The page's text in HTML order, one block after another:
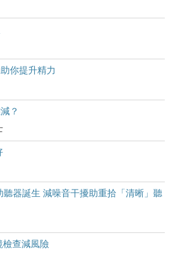
你提升精力
？
器誕生 減噪音干擾助重拾「清晰」聽
檢查減風險